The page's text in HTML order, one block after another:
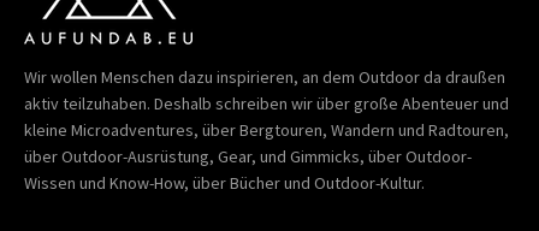
Wir wollen Menschen dazu inspirieren, an dem Outdoor da draußen
aktiv teilzuhaben. Deshalb schreiben wir über große Abenteuer und
kleine Microadventures, über Bergtouren, Wandern und Radtouren,
über Outdoor-Ausrüstung, Gear, und Gimmicks, über Outdoor-
Wissen und Know-How, über Bücher und Outdoor-Kultur.